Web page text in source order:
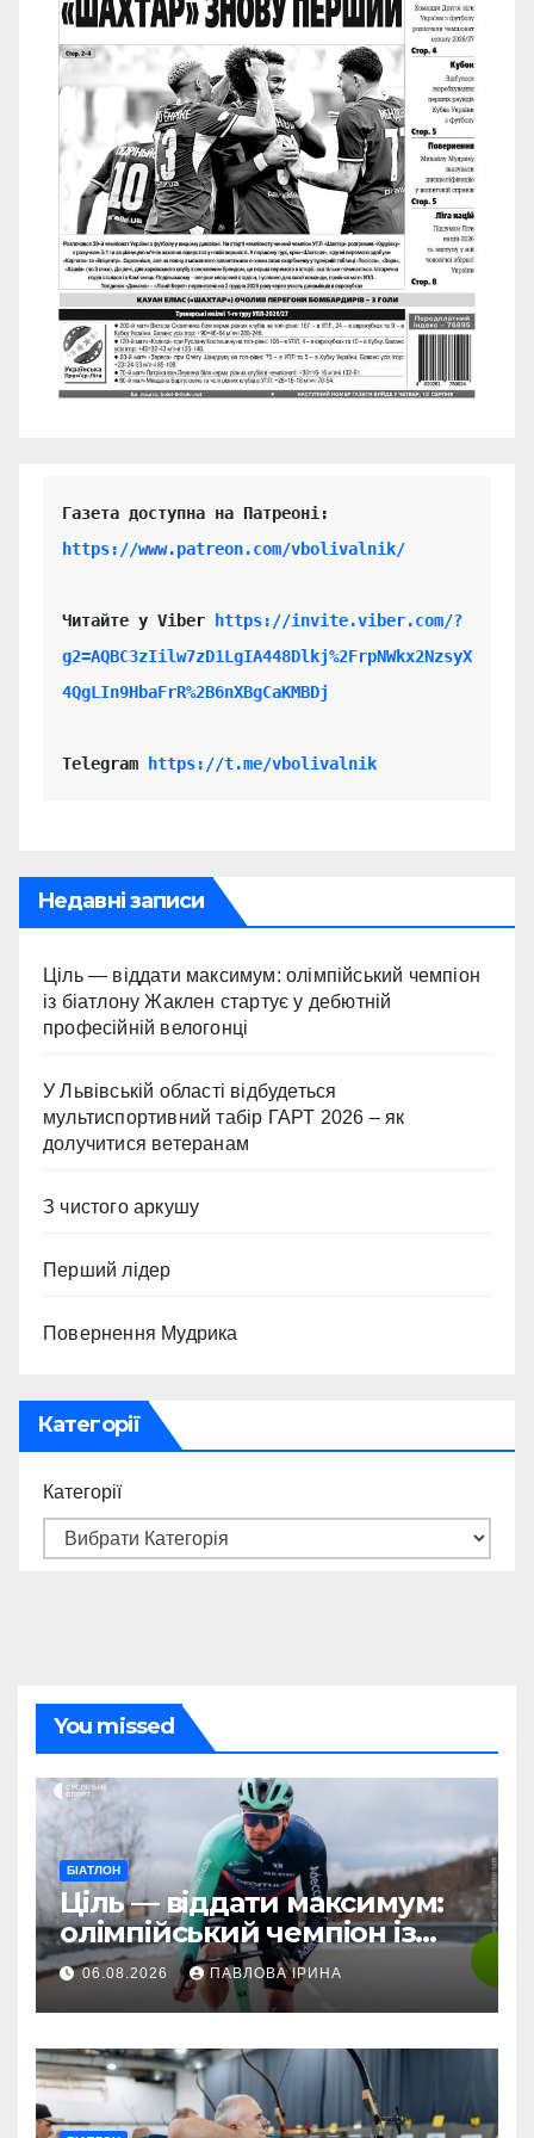
https://www.patreon.com/vbolivalnik/
Читайте у Viber
https://invite.viber.com/?
g2=AQBC3zIilw7zD1LgIA448Dlkj%2FrpNWkx2NzsyX
4QgLIn9HbaFrR%2B6nXBgCaKMBDj
Telegram https://t.me/vbolivalnik
Недавні записи
Ціль — віддати максимум: олімпійський чемпіон
із біатлону Жаклен стартує у дебютній
професійній велогонці
У Львівській області відбудеться
мультиспортивний табір ГАРТ 2026 – як
долучитися ветеранам
З чистого аркушу
Перший лідер
Повернення Мудрика
Категорії
Категорії
You missed
БІАТЛОН
Ціль — віддати максимум:
олімпійський чемпіон із
біатлону Жаклен стартує у
дебютній професійній
велогонці
06.08.2026 ПАВЛОВА ІРИНА